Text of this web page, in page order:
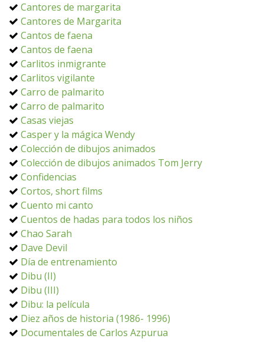
Cantores de margarita
Cantores de Margarita
Cantos de faena
Cantos de faena
Carlitos inmigrante
Carlitos vigilante
Carro de palmarito
Carro de palmarito
Casas viejas
Casper y la mágica Wendy
Colección de dibujos animados
Colección de dibujos animados Tom Jerry
Confidencias
Cortos, short films
Cuento mi canto
Cuentos de hadas para todos los niños
Chao Sarah
Dave Devil
Día de entrenamiento
Dibu (II)
Dibu (III)
Dibu: la película
Diez años de historia (1986- 1996)
Documentales de Carlos Azpurua